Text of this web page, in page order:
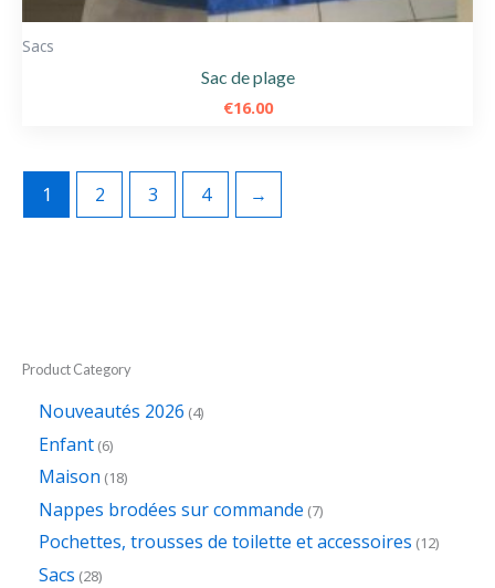
Product Category
Nouveautés 2026 4
Enfant 6
Maison 18
Nappes brodées sur commande 7
Pochettes, trousses de toilette et accessoires 12
Sacs 28
Sacs
Sac de plage
€16.00
1 2 3 4 →